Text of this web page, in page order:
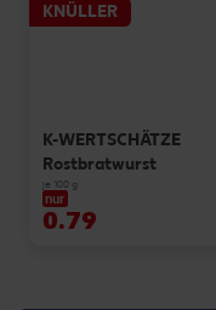
KNÜLLER
K-WERTSCHÄTZE
Rostbratwurst
je 100 g
nur
0.79